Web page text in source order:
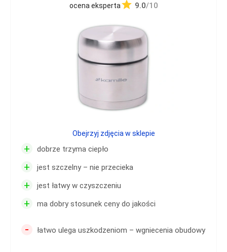
ocena eksperta 9.0/10
+ dobrze trzyma ciepło
+ jest szczelny – nie przecieka
+ jest łatwy w czyszczeniu
+ ma dobry stosunek ceny do jakości
- łatwo ulega uszkodzeniom – wgniecenia obudowy
Obejrzyj zdjęcia w sklepie